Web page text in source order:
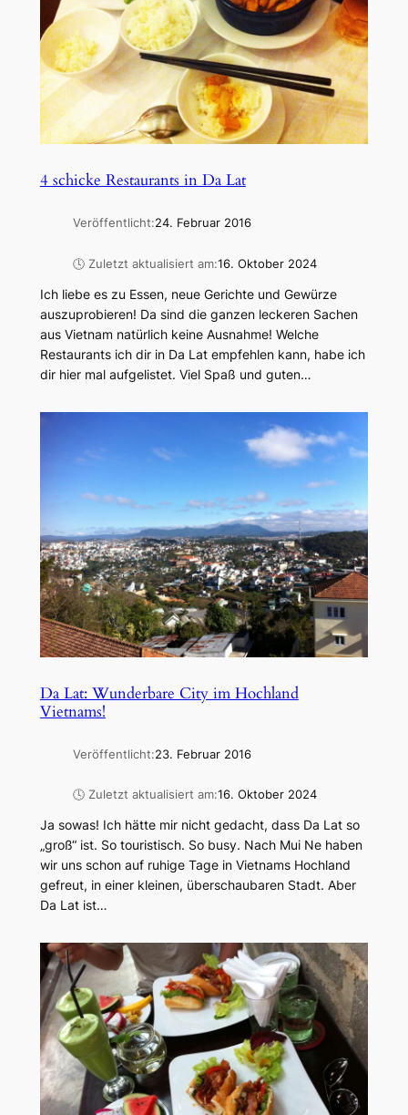
4 schicke Restaurants in Da Lat
Veröffentlicht:24. Februar 2016
🕓 Zuletzt aktualisiert am:16. Oktober 2024
Ich liebe es zu Essen, neue Gerichte und Gewürze
auszuprobieren! Da sind die ganzen leckeren Sachen
aus Vietnam natürlich keine Ausnahme! Welche
Restaurants ich dir in Da Lat empfehlen kann, habe ich
dir hier mal aufgelistet. Viel Spaß und guten…
Da Lat: Wunderbare City im Hochland
Vietnams!
Veröffentlicht:23. Februar 2016
🕓 Zuletzt aktualisiert am:16. Oktober 2024
Ja sowas! Ich hätte mir nicht gedacht, dass Da Lat so
„groß“ ist. So touristisch. So busy. Nach Mui Ne haben
wir uns schon auf ruhige Tage in Vietnams Hochland
gefreut, in einer kleinen, überschaubaren Stadt. Aber
Da Lat ist…